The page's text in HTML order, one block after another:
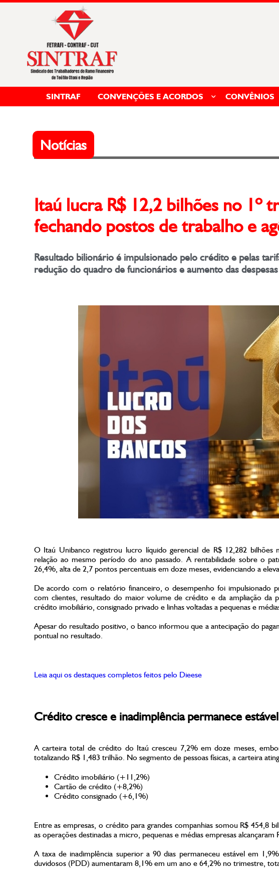
SINTRAF CONVENÇÕES E ACORDOS CONVÊNIOS
Notícias
Itaú lucra R$ 12,2 bilhões no 1º
fechando postos de trabalho e
Resultado bilionário é impulsionado pelo crédito e pelas
redução do quadro de funcionários e aumento das
O Itaú Unibanco registrou lucro líquido gerencial de R$ 12,282
relação ao mesmo período do ano passado. A rentabilidade sobre o
26,4%, alta de 2,7 pontos percentuais em doze meses, evidenciando a
De acordo com o relatório financeiro, o desempenho foi impulsionado
com clientes, resultado do maior volume de crédito e da ampliação da
crédito imobiliário, consignado privado e linhas voltadas a pequenas e
Apesar do resultado positivo, o banco informou que a antecipação do
pontual no resultado.
Leia aqui os destaques completos feitos pelo Dieese
Crédito cresce e inadimplência permanece estável
A carteira total de crédito do Itaú cresceu 7,2% em doze meses,
totalizando R$ 1,483 trilhão. No segmento de pessoas físicas, a carteira
Crédito imobiliário (+11,2%)
Cartão de crédito (+8,2%)
Crédito consignado (+6,1%)
Entre as empresas, o crédito para grandes companhias somou R$ 454,8
as operações destinadas a micro, pequenas e médias empresas
A taxa de inadimplência superior a 90 dias permaneceu estável em
duvidosos (PDD) aumentaram 8,1% em um ano e 64,2% no trimestre,